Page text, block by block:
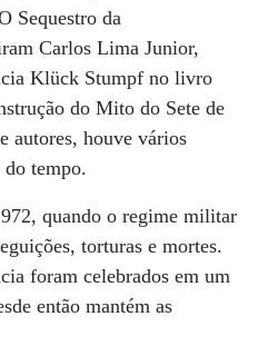
Sequestro da
Carlos Lima Junior,
Klück Stumpf no livro
do Mito do Sete de
autores, houve vários
do tempo.
quando o regime militar
torturas e mortes.
foram celebrados em um
então mantém as